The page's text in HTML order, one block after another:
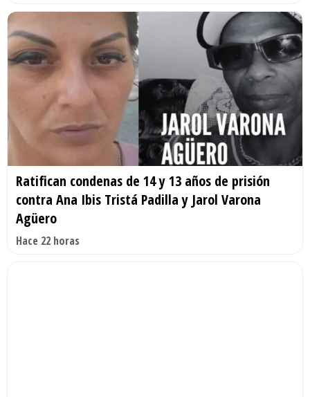
Ratifican condenas de 14 y 13 años de prisión
contra Ana Ibis Tristá Padilla y Jarol Varona
Agüero
Hace 22 horas